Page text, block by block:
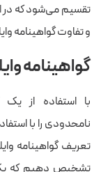
تقسیم می‌شود که در
و تفاوت گواهینامه
گواهینامه
با استفاده از یک
نامحدودی را با
تعریف گواهینامه